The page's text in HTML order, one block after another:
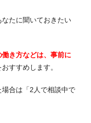
たに聞いておきたい
き方などは、事前に
おすすめします。
合は「2人で相談中で